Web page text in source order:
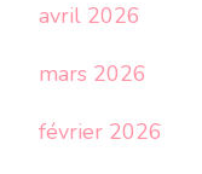
avril 2026
mars 2026
février 2026